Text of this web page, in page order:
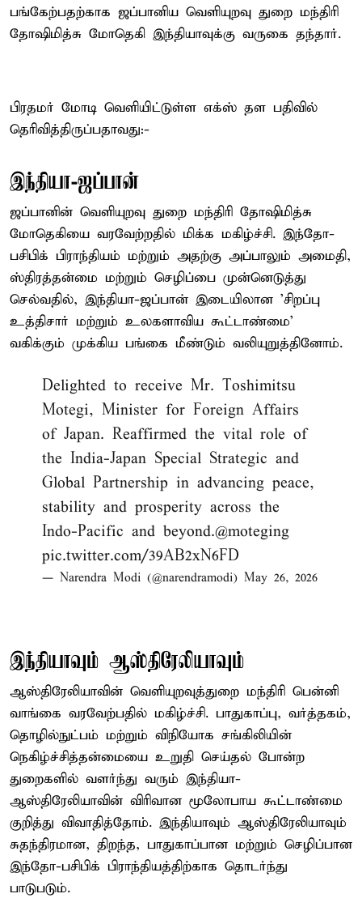
பங்கேற்பதற்காக ஜப்பானிய வெளியுறவு துறை மந்திரி
தோஷிமித்சு மோதெகி இந்தியாவுக்கு வருகை தந்தார்.
பிரதமர் மோடி வெளியிட்டுள்ள எக்ஸ் தள பதிவில்
தெரிவித்திருப்பதாவது:-
இந்தியா-ஜப்பான்
ஜப்பானின் வெளியுறவு துறை மந்திரி தோஷிமித்சு
மோதெகியை வரவேற்றதில் மிக்க மகிழ்ச்சி. இந்தோ-
பசிபிக் பிராந்தியம் மற்றும் அதற்கு அப்பாலும் அமைதி,
ஸ்திரத்தன்மை மற்றும் செழிப்பை முன்னெடுத்து
செல்வதில், இந்தியா-ஜப்பான் இடையிலான 'சிறப்பு
உத்திசார் மற்றும் உலகளாவிய கூட்டாண்மை'
வகிக்கும் முக்கிய பங்கை மீண்டும் வலியுறுத்தினோம்.
Delighted to receive Mr. Toshimitsu
Motegi, Minister for Foreign Affairs
of Japan. Reaffirmed the vital role of
the India-Japan Special Strategic and
Global Partnership in advancing peace,
stability and prosperity across the
Indo-Pacific and beyond.@moteging
pic.twitter.com/39AB2xN6FD
— Narendra Modi (@narendramodi) May 26, 2026
இந்தியாவும் ஆஸ்திரேலியாவும்
ஆஸ்திரேலியாவின் வெளியுறவுத்துறை மந்திரி பென்னி
வாங்கை வரவேற்பதில் மகிழ்ச்சி. பாதுகாப்பு, வர்த்தகம்,
தொழில்நுட்பம் மற்றும் விநியோக சங்கிலியின்
நெகிழ்ச்சித்தன்மையை உறுதி செய்தல் போன்ற
துறைகளில் வளர்ந்து வரும் இந்தியா-
ஆஸ்திரேலியாவின் விரிவான மூலோபாய கூட்டாண்மை
குறித்து விவாதித்தோம். இந்தியாவும் ஆஸ்திரேலியாவும்
சுதந்திரமான, திறந்த, பாதுகாப்பான மற்றும் செழிப்பான
இந்தோ-பசிபிக் பிராந்தியத்திற்காக தொடர்ந்து
பாடுபடும்.